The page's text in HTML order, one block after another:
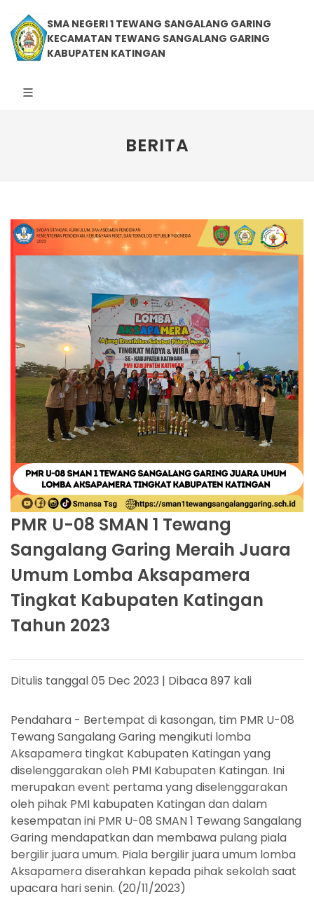
SMA NEGERI 1 TEWANG SANGALANG GARING
KECAMATAN TEWANG SANGALANG GARING
KABUPATEN KATINGAN
BERITA
PMR U-08 SMAN 1 Tewang
Sangalang Garing Meraih Juara
Umum Lomba Aksapamera
Tingkat Kabupaten Katingan
Tahun 2023
Ditulis tanggal 05 Dec 2023 | Dibaca 897 kali
Pendahara - Bertempat di kasongan, tim PMR U-08
Tewang Sangalang Garing mengikuti lomba
Aksapamera tingkat Kabupaten Katingan yang
diselenggarakan oleh PMI Kabupaten Katingan. Ini
merupakan event pertama yang diselenggarakan
oleh pihak PMI kabupaten Katingan dan dalam
kesempatan ini PMR U-08 SMAN 1 Tewang Sangalang
Garing mendapatkan dan membawa pulang piala
bergilir juara umum. Piala bergilir juara umum lomba
Aksapamera diserahkan kepada pihak sekolah saat
upacara hari senin. (20/11/2023)